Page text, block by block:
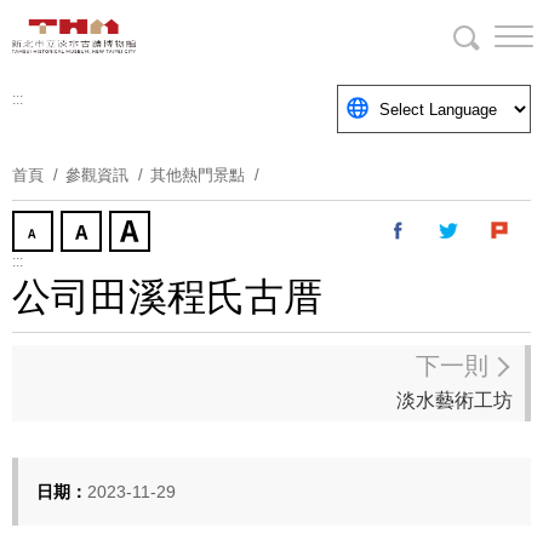
到
要
塊
:::
首頁 參觀資訊 其他熱門景點
:::
公司田溪程氏古厝
下一則
淡水藝術工坊
日期： 2023-11-29